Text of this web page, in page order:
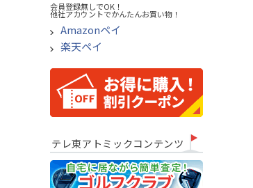
ウェア
その他
会員登録無しでOK！
他社アカウントでかんたんお買い物！
Amazonペイ
楽天ペイ
テレ東アトミックコンテンツ